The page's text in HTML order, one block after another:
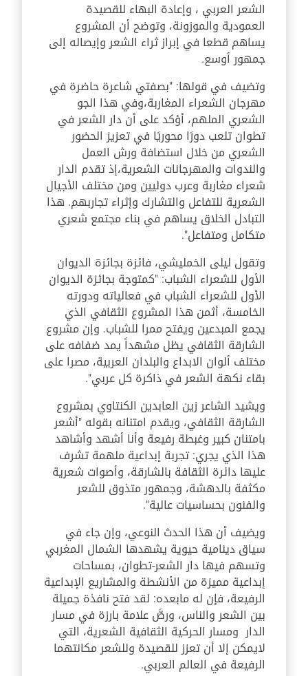
الشعر العربي ، وإعادة البهاء للقصيدة
العمودية والموزونة، وتوضح أن المشروع
يساهم قطعا في إبراز ثراء الشعر وإيصاله إلى
جمهور أوسع.
وتضيف في قولها: "بصفتي شاعرة حاضرة في
مهرجان الشعراء المغاربة،وفي هذا الجو
الشعري الملهم، أؤكد على أن دار الشعر في
تطوان تلعب دورًا محوريًا في تعزيز الحضور
الشعري من خلال استضافة ورش العمل
والندوات والمهرجانات الشعرية،إذ تقدم الدار
شعراء مغاربة وعرب دوليين ومن مختلف الأجيال
الشعرية للتفاعل والتشارك وإثراء تجاربهم. هذا
التبادل الخلاق يساهم في بناء مجتمع شعري
متكامل ومتفاعل".
وتقول ليلى الخمليشي، فائزة بجائزة الديوان
الأول للشعراء الشباب: "كمتوجة بجائزة الديوان
الأول للشعراء الشباب في فعالياته ودورته
الخامسة، أثمن هذا المشروع الثقافي الذي
يجمع المبدعين ويفتح ممرا للشباب. وإن مشروع
الشارقة الثقافي يظل مشهداً يمد ضفافه على
مختلف ألوان الابداع والبلدان العربية، مصرا على
بقاء نكهة الشعر في ذاكرة كل عربي".
ويشيد الشاعر زين العابدين الكنتاوي بمشروع
الشارقة الثقافي، ويقدم امتنانه بقوله "أشعر
بامتنان كبير وغبطة رفيعة وأنا أشهد وأشاهد
هذا الذي يجري: تجربة إبداعية ملهمة تشرف
عليها دائرة الثقافة بالشارقة، وأصوات شعرية
مكثفة بالدهشة، وجمهور متذوق للشعر
والفنون بحساسيات عالية".
ويضيف أن هذا الحدث النوعي، وإن جاء في
سياق دينامية حيوية يشهدها الشمال المغربي
وتسهم فيها دار الشعر-تطوان، بمساحات
إبداعية مميزة من الأنشطة والمشاريع الإبداعية
الرفيعة، فإن له مابعده: لقد فتح نافذة جميلة
بين الشعر والناس، ورصَّ علامة بارزة في مسار
الدار ومسار الحركية الثقافية الشعرية، التي
لايمكن إلا أن تعزز للقصيدة وللشعر مكانتهما
الرفيعة في العالم العربي.